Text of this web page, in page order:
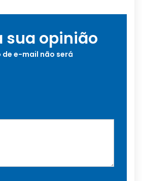
sua opinião
de e-mail não será